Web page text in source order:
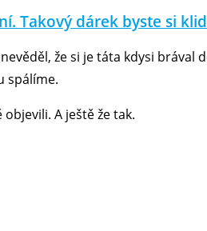
Takový dárek byste si
že si je táta kdysi
spálíme.
A ještě že tak.